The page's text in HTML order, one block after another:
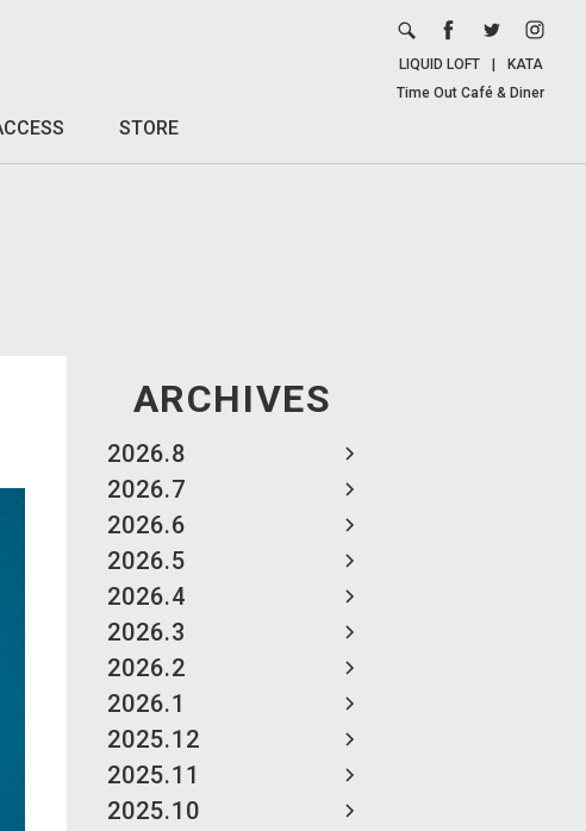
STORE
LIQUID LOFT
KATA
Time Out Café & Diner
ARCHIVES
2026.8
2026.7
2026.6
2026.5
2026.4
2026.3
2026.2
2026.1
2025.12
2025.11
2025.10